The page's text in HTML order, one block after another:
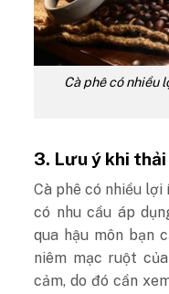
Cà phê có nhiều
3. Lưu ý khi
Cà phê có nhiều
có nhu cầu áp
qua hậu môn bạn
niêm mạc ruột
cảm, do đó cần